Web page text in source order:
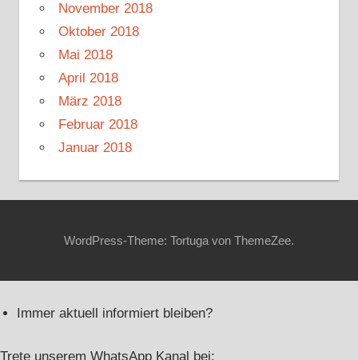
November 2018
Oktober 2018
Mai 2018
April 2018
März 2018
Februar 2018
Januar 2018
WordPress-Theme: Tortuga von ThemeZee.
Immer aktuell informiert bleiben?
Trete unserem WhatsApp Kanal bei: